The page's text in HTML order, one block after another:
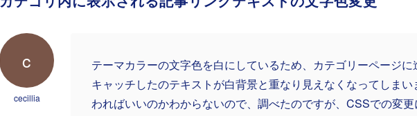
c
cecillia
テーマカラーの文字色を白にしているため、カテゴリーページに
キャッチしたのテキストが白背景と重なり見えなくなってしまい
わればいいのかわからないので、調べたのですが、CSSでの変更